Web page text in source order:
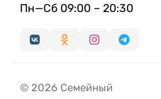
Пн—Сб 09:00 – 20:30
© 2026 Семейный